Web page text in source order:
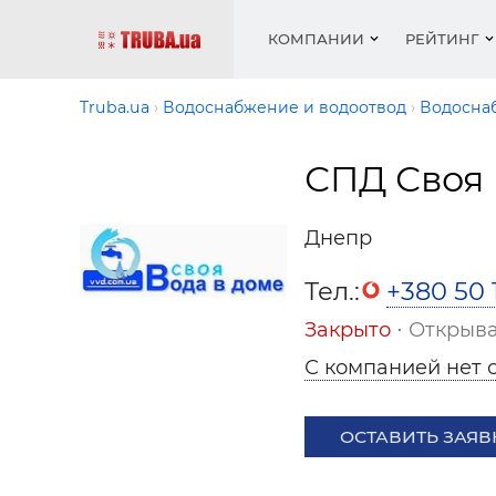
КОМПАНИИ
Котлы
РЕЙТИНГ
Работа
Разное
Холод,
Работа
Котлы
Акции
Фото
Truba.ua Водоснабжение и водоотвод
СПД Своя
Днепр
Тел.: +380 50
Закрыто ⋅
С компанией нет
ОСТАВИТЬ